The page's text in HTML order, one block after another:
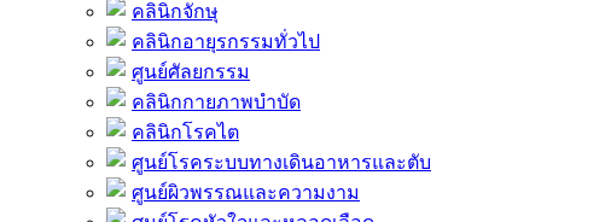
คลินิกจักษุ
คลินิกอายุรกรรมทั่วไป
ศูนย์ศัลยกรรม
คลินิกกายภาพบำบัด
คลินิกโรคไต
ศูนย์โรคระบบทางเดินอาหารและตับ
ศูนย์ผิวพรรณและความงาม